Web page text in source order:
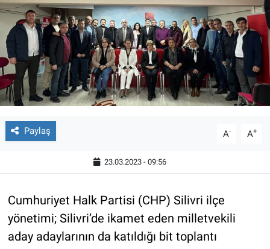
Paylaş A- A+
23.03.2023 - 09:56
Cumhuriyet Halk Partisi (CHP) Silivri ilçe
yönetimi; Silivri’de ikamet eden milletvekili
aday adaylarının da katıldığı bit toplantı